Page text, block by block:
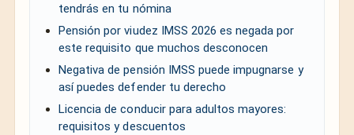
tendrás en tu nómina
Pensión por viudez IMSS 2026 es negada por
este requisito que muchos desconocen
Negativa de pensión IMSS puede impugnarse y
así puedes defender tu derecho
Licencia de conducir para adultos mayores:
requisitos y descuentos